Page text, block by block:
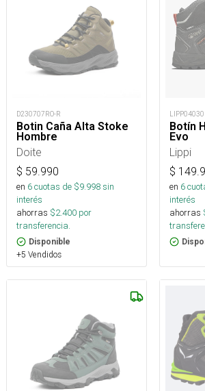
D230707RO-R
Botin Caña Alta Stoke
Hombre
Doite
$ 59.990
en 6cuotas de $9.998sin
interés
ahorras $2.400 por
transferencia.
Disponible
+5 Vendidos
Botín
Evo
Lippi
$
en 6
interés
ahorras